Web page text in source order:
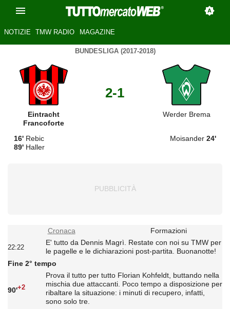
NOTIZIE TMW RADIO MAGAZINE
BUNDESLIGA (2017-2018)
Eintracht
Francoforte
2-1
Werder Brema
16' Rebic
89' Haller
Moisander 24'
Cronaca Formazioni
22:22
E' tutto da Dennis Magrì. Restate con noi su TMW per
le pagelle e le dichiarazioni post-partita. Buonanotte!
Fine 2° tempo
90'+2
Prova il tutto per tutto Florian Kohfeldt, buttando nella
mischia due attaccanti. Poco tempo a disposizione per
ribaltare la situazione: i minuti di recupero, infatti,
sono solo tre.